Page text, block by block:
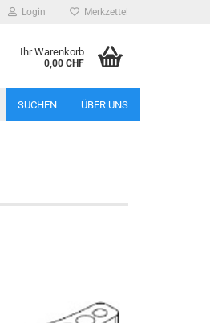
Login Merkzettel
Ihr Warenkorb
0,00 CHF
SUCHEN ÜBER UNS